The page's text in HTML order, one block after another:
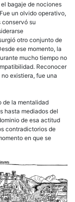
bagaje de nociones
un olvido operativo,
conservó su
otro conjunto de
ese momento, la
mucho tiempo no
Reconocer
existiera, fue una
de la mentalidad
hasta mediados del
de esa actitud
contradictorios de
en que se